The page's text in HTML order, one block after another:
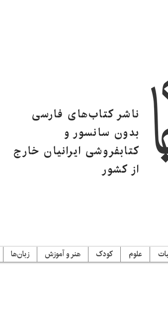
ناشر کتاب‌های فارسی
بدون سانسور و
کتابفروشی ایرانیان خارج
از کشور
علوم کودک هنر و آموزش زبان‌ها